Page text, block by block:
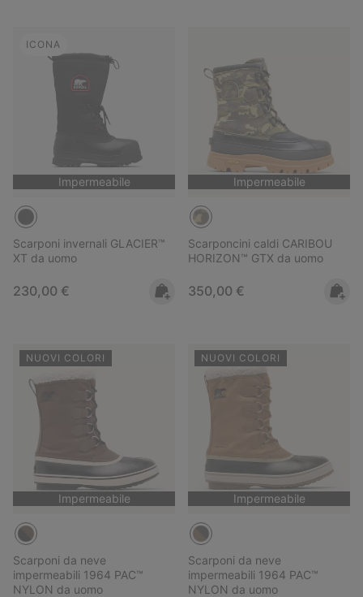
ICONA
Impermeabile
Scarponi invernali GLACIER™
XT da uomo
Regular price:
230,00 €
Impermeabile
Scarponcini caldi CARIBOU
HORIZON™ GTX da uomo
Regular price:
350,00 €
NUOVI COLORI
Impermeabile
Scarponi da neve
impermeabili 1964 PAC™
NYLON da uomo
NUOVI COLORI
Impermeabile
Scarponi da neve
impermeabili 1964 PAC™
NYLON da uomo